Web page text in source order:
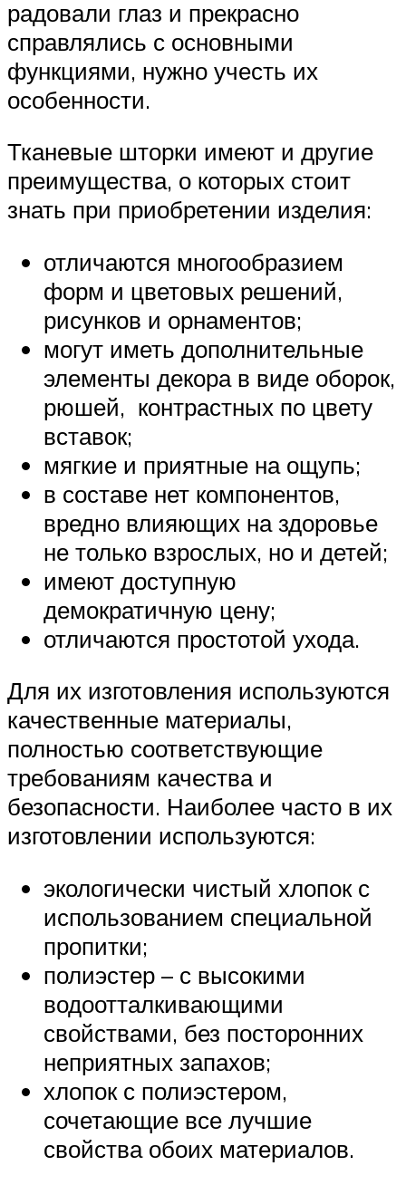
радовали глаз и прекрасно
справлялись с основными
функциями, нужно учесть их
особенности.
Тканевые шторки имеют и другие
преимущества, о которых стоит
знать при приобретении изделия:
отличаются многообразием
форм и цветовых решений,
рисунков и орнаментов;
могут иметь дополнительные
элементы декора в виде оборок,
рюшей, контрастных по цвету
вставок;
мягкие и приятные на ощупь;
в составе нет компонентов,
вредно влияющих на здоровье
не только взрослых, но и детей;
имеют доступную
демократичную цену;
отличаются простотой ухода.
Для их изготовления используются
качественные материалы,
полностью соответствующие
требованиям качества и
безопасности. Наиболее часто в их
изготовлении используются:
экологически чистый хлопок с
использованием специальной
пропитки;
полиэстер – с высокими
водоотталкивающими
свойствами, без посторонних
неприятных запахов;
хлопок с полиэстером,
сочетающие все лучшие
свойства обоих материалов.